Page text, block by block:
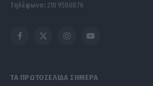
Τηλέφωνο: 210 9580876
Facebook
X
InstagramYouTube
ΤΑ ΠΡΩΤΟΣΕΛΙΔΑ ΣΗΜΕΡΑ